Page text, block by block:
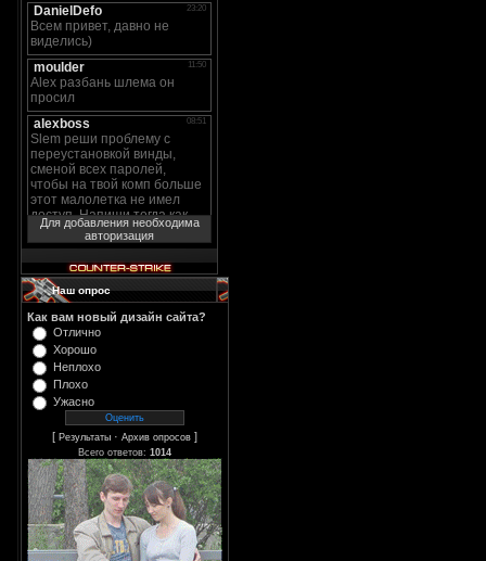
Для добавления необходима
авторизация
Наш опрос
Как вам новый дизайн сайта?
Отлично
Хорошо
Неплохо
Плохо
Ужасно
[ Результаты · Архив опросов ]
Всего ответов: 1014